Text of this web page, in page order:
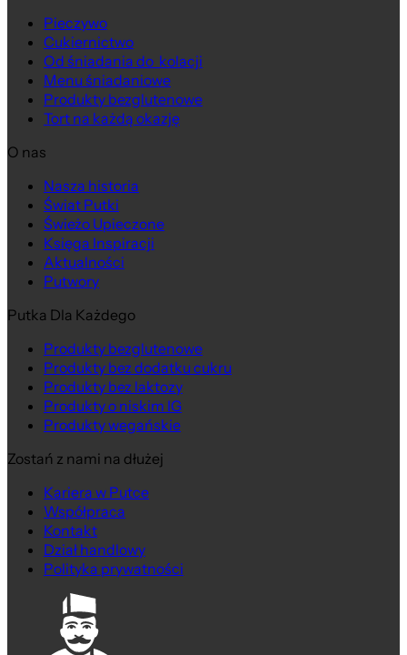
Pieczywo
Cukiernictwo
Od śniadania do kolacji
Menu śniadaniowe
Produkty bezglutenowe
Tort na każdą okazję
O nas
Nasza historia
Świat Putki
Świeżo Upieczone
Księga Inspiracji
Aktualności
Putwory
Putka Dla Każdego
Produkty bezglutenowe
Produkty bez dodatku cukru
Produkty bez laktozy
Produkty o niskim IG
Produkty wegańskie
Zostań z nami na dłużej
Kariera w Putce
Współpraca
Kontakt
Dział handlowy
Polityka prywatności